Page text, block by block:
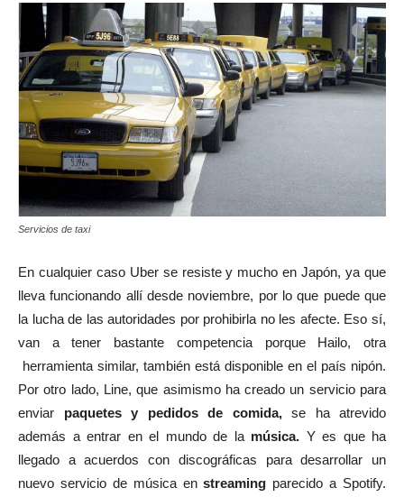
Servicios de taxi
En cualquier caso Uber se resiste y mucho en Japón, ya que
lleva funcionando allí desde noviembre, por lo que puede que
la lucha de las autoridades por prohibirla no les afecte. Eso sí,
van a tener bastante competencia porque Hailo, otra
herramienta similar, también está disponible en el país nipón.
Por otro lado, Line, que asimismo ha creado un servicio para
enviar paquetes y pedidos de comida,se ha atrevido
además a entrar en el mundo de lamúsica. Y es que ha
llegado a acuerdos con discográficas para desarrollar un
nuevo servicio de música enstreaming parecido a Spotify.